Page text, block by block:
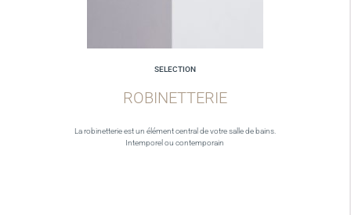
SELECTION
ROBINETTERIE
La robinetterie est un élément central de votre salle de bains.
Intemporel ou contemporain